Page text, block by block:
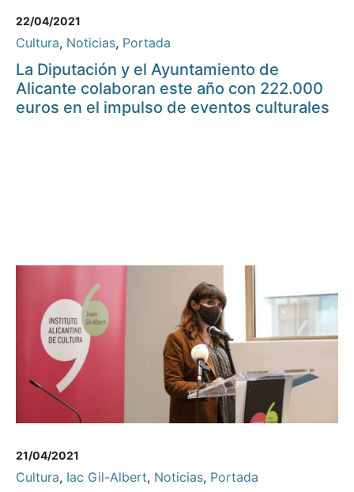
22/04/2021
Cultura, Noticias, Portada
La Diputación y el Ayuntamiento de
Alicante colaboran este año con 222.000
euros en el impulso de eventos culturales
21/04/2021
Cultura, Iac Gil-Albert, Noticias, Portada